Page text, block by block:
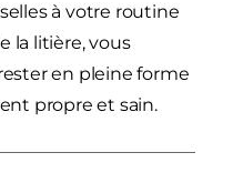
à votre routine
la litière, vous
en pleine forme
propre et sain.